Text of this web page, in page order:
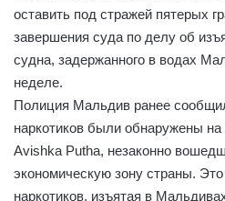
оставить под стражей пятерых
завершения суда по делу об
судна, задержанного в водах
неделе.
Полиция Мальдив ранее
наркотиков были обнаружены
Avishka Putha, незаконно
экономическую зону страны.
наркотиков, изъятая в